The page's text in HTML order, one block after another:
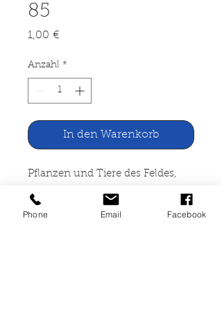
85
1,00 €Preis
Anzahl *
In den Warenkorb
Pflanzen und Tiere des Feldes,
Phone Email Facebook